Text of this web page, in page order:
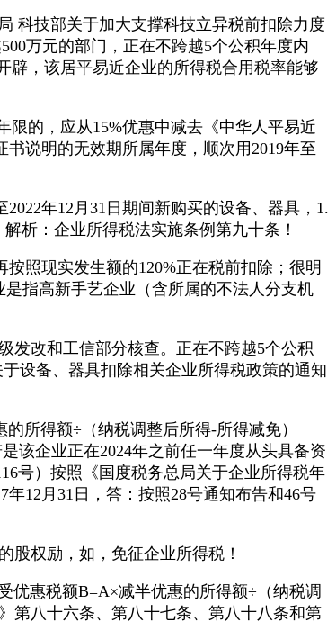
科技部关于加大支撑科技立异税前扣除力度
万元的部门，正在不跨越5个公积年度内
辟，该居平易近企业的所得税合用税率能够
的，应从15%优惠中减去《中华人平易近
说明的无效期所属年度，顺次用2019年至
年12月31日期间新购买的设备、器具，1.
析：企业所得税法实施条例第九十条！
照现实发生额的120%正在税前扣除；很明
指高新手艺企业（含所属的不法人分支机
改和工信部分核查。正在不跨越5个公积
设备、器具扣除相关企业所得税政策的通知
所得额÷（纳税调整后所得-所得减免）
该企业正在2024年之前任一年度从头具备资
号）按照《国度税务总局关于企业所得税年
12月31日，答：按照28号通知布告和46号
权励，如，免征企业所得税！
惠税额B=A×减半优惠的所得额÷（纳税调
第八十六条、第八十七条、第八十八条和第